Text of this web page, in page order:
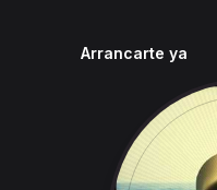
Arrancarte ya